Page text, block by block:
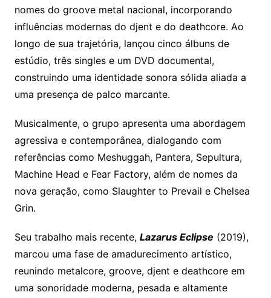
nomes do groove metal nacional, incorporando
influências modernas do djent e do deathcore. Ao
longo de sua trajetória, lançou cinco álbuns de
estúdio, três singles e um DVD documental,
construindo uma identidade sonora sólida aliada a
uma presença de palco marcante.
Musicalmente, o grupo apresenta uma abordagem
agressiva e contemporânea, dialogando com
referências como Meshuggah, Pantera, Sepultura,
Machine Head e Fear Factory, além de nomes da
nova geração, como Slaughter to Prevail e Chelsea
Grin.
Seu trabalho mais recente, Lazarus Eclipse (2019),
marcou uma fase de amadurecimento artístico,
reunindo metalcore, groove, djent e deathcore em
uma sonoridade moderna, pesada e altamente